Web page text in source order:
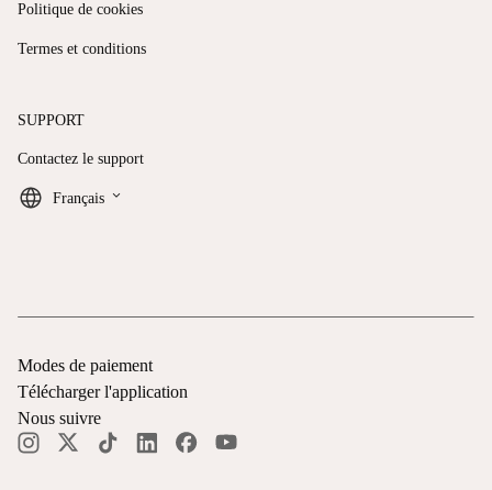
Politique de cookies
Termes et conditions
SUPPORT
Contactez le support
Français keyboard_arrow_down
Modes de paiement
Télécharger l'application
Nous suivre